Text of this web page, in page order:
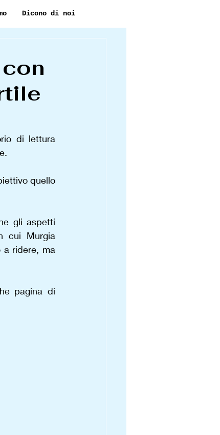
Dicono di noi
di lettura
quello
gli aspetti
cui Murgia
a ridere, ma
pagina di